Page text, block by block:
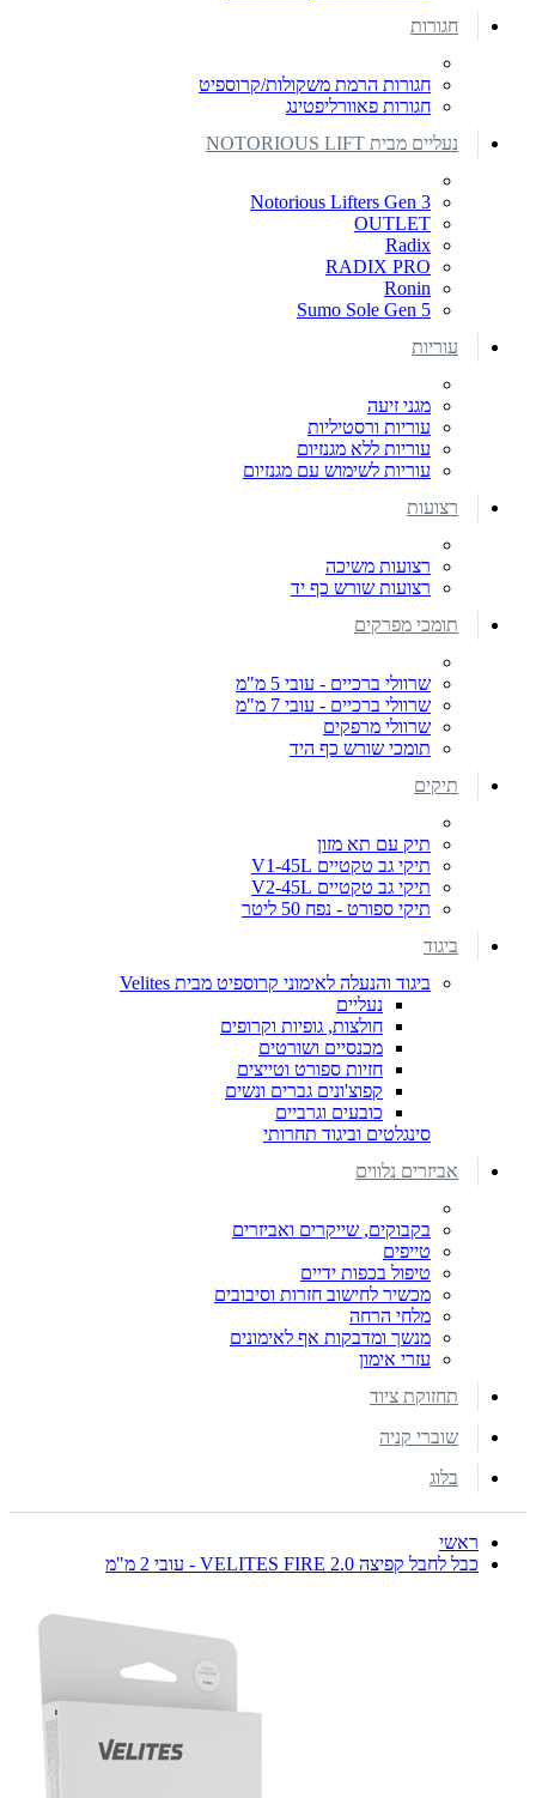
חגורות
חגורות הרמת משקולות/קרוספיט
חגורות פאוורליפטינג
נעליים מבית NOTORIOUS LIFT
Notorious Lifters Gen 3
OUTLET
Radix
RADIX PRO
Ronin
Sumo Sole Gen 5
עוריות
מגני זיעה
עוריות ורסטיליות
עוריות ללא מגנזיום
עוריות לשימוש עם מגנזיום
רצועות
רצועות משיכה
רצועות שורש כף יד
תומכי מפרקים
שרוולי ברכיים - עובי 5 מ"מ
שרוולי ברכיים - עובי 7 מ"מ
שרוולי מרפקים
תומכי שורש כף היד
תיקים
תיק עם תא מזון
תיקי גב טקטיים V1-45L
תיקי גב טקטיים V2-45L
תיקי ספורט - נפח 50 ליטר
ביגוד
ביגוד והנעלה לאימוני קרוספיט מבית Velites
נעליים
חולצות, גופיות וקרופים
מכנסיים ושורטים
חזיות ספורט וטייצים
קפוצ'ונים גברים ונשים
כובעים וגרביים
סינגלטים וביגוד תחרותי
אביזרים נלווים
בקבוקים, שייקרים ואביזרים
טייפים
טיפול בכפות ידיים
מכשיר לחישוב חזרות וסיבובים
מלחי הרחה
מנשך ומדבקות אף לאימונים
עזרי אימון
תחזוקת ציוד
שוברי קניה
בלוג
ראשי
כבל לחבל קפיצה VELITES FIRE 2.0 - עובי 2 מ"מ